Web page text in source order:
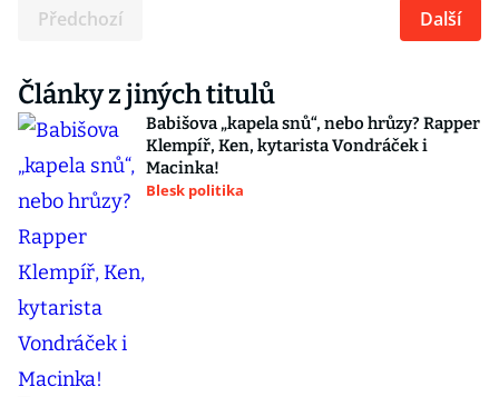
Předchozí Další
Články z jiných titulů
Babišova „kapela snů“, nebo hrůzy? Rapper
Klempíř, Ken, kytarista Vondráček i
Macinka!
Blesk politika